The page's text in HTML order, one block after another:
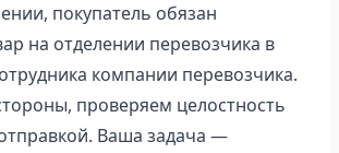
покупатель обязан
на отделении перевозчика в
компании перевозчика.
проверяем целостность
Ваша задача —